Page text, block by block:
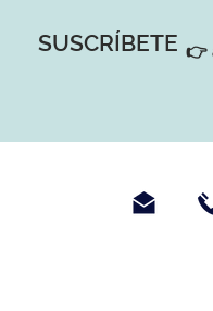
SUSCRÍBETE 👉